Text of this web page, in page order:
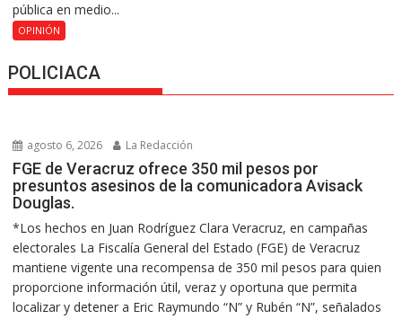
pública en medio...
OPINIÓN
POLICIACA
agosto 6, 2026 La Redacción
FGE de Veracruz ofrece 350 mil pesos por
presuntos asesinos de la comunicadora Avisack
Douglas.
*Los hechos en Juan Rodríguez Clara Veracruz, en campañas
electorales La Fiscalía General del Estado (FGE) de Veracruz
mantiene vigente una recompensa de 350 mil pesos para quien
proporcione información útil, veraz y oportuna que permita
localizar y detener a Eric Raymundo “N” y Rubén “N”, señalados